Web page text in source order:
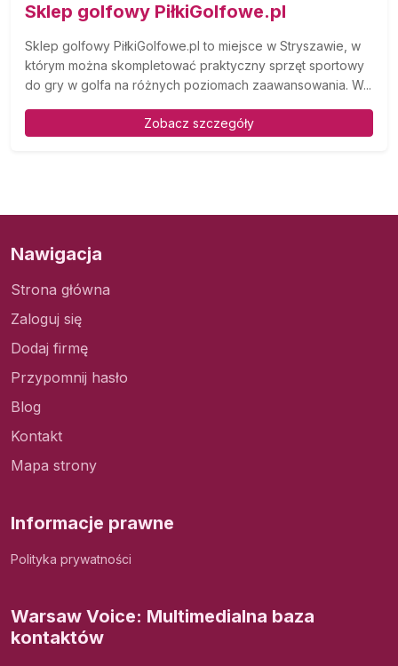
Sklep golfowy PiłkiGolfowe.pl
Sklep golfowy PiłkiGolfowe.pl to miejsce w Stryszawie, w
którym można skompletować praktyczny sprzęt sportowy
do gry w golfa na różnych poziomach zaawansowania. W...
Zobacz szczegóły
Nawigacja
Strona główna
Zaloguj się
Dodaj firmę
Przypomnij hasło
Blog
Kontakt
Mapa strony
Informacje prawne
Polityka prywatności
Warsaw Voice: Multimedialna baza
kontaktów